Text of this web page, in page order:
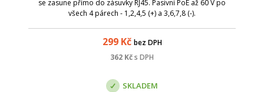
se zasune přímo do zásuvky RJ45. Pasivní PoE až 60 V po
všech 4 párech - 1,2,4,5 (+) a 3,6,7,8 (-).
299Kč bez DPH
362 Kčs DPH
SKLADEM